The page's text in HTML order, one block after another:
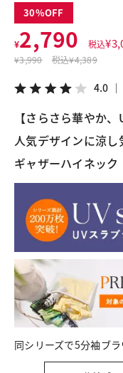
30
¥2,790 税込¥
¥3,990 税込¥4,389
4.0
【さらさら華やか、
人気デザインに涼し
ギャザーハイネック
同シリーズで5分袖ブラ